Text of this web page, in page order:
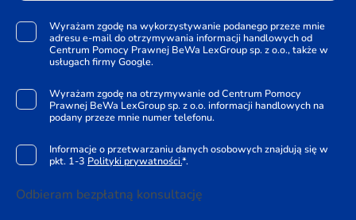
Wyrażam zgodę na wykorzystywanie podanego przeze mnie
adresu e-mail do otrzymywania informacji handlowych od
Centrum Pomocy Prawnej BeWa LexGroup sp. z o.o., także w
usługach firmy Google.
Wyrażam zgodę na otrzymywanie od Centrum Pomocy
Prawnej BeWa LexGroup sp. z o.o. informacji handlowych na
podany przeze mnie numer telefonu.
Informacje o przetwarzaniu danych osobowych znajdują się w
pkt. 1-3 Polityki prywatności.*.
Odbieram bezpłatną konsultację